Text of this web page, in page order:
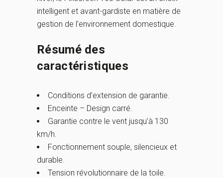
intelligent et avant-gardiste en matière de
gestion de l’environnement domestique.
Résumé des
caractéristiques
Conditions d’extension de garantie.
Enceinte – Design carré.
Garantie contre le vent jusqu’à 130
km/h.
Fonctionnement souple, silencieux et
durable.
Tension révolutionnaire de la toile.